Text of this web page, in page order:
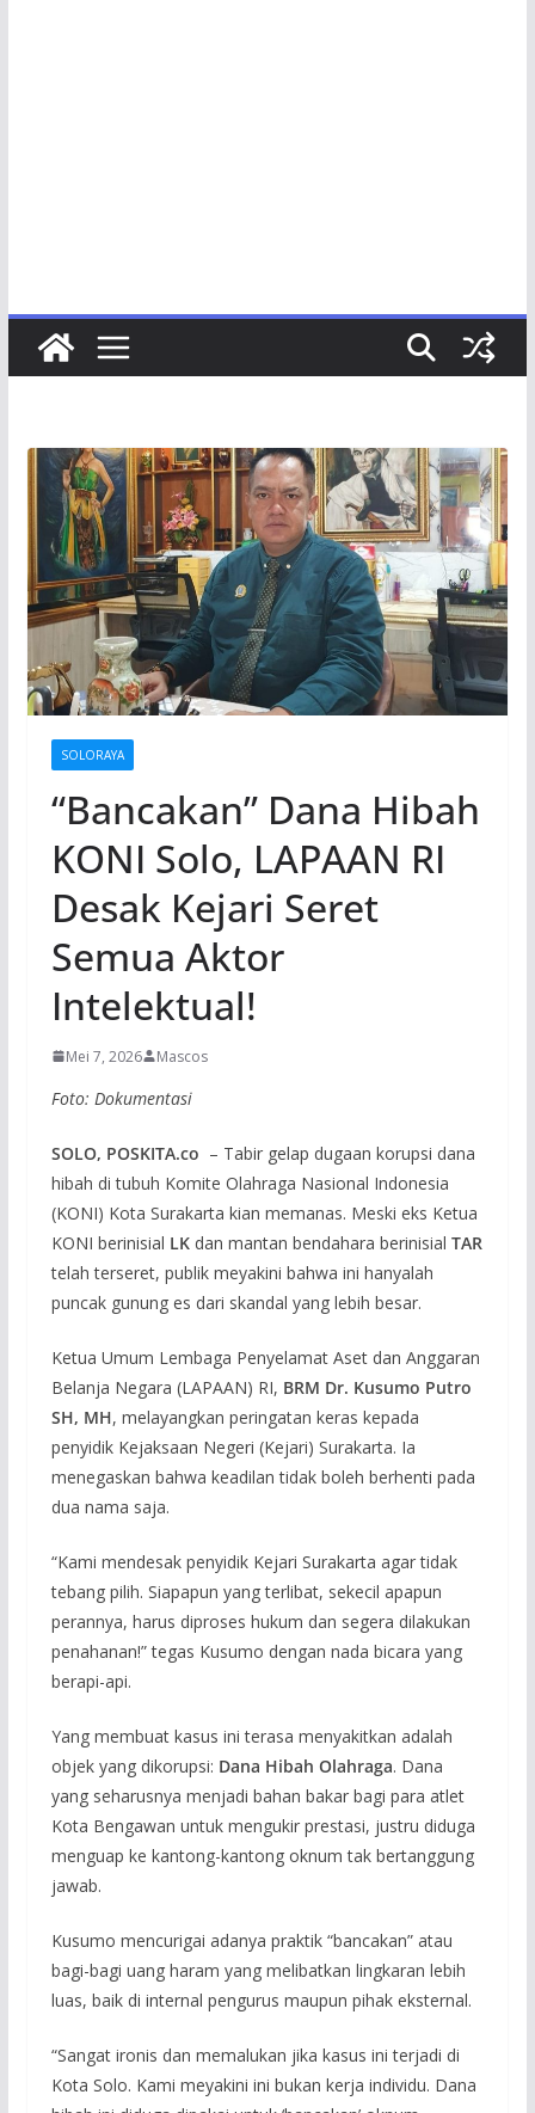
SOLORAYA
“Bancakan” Dana Hibah
KONI Solo, LAPAAN RI
Desak Kejari Seret
Semua Aktor
Intelektual!
Mei 7, 2026 Mascos
Foto: Dokumentasi
SOLO, POSKITA.co – Tabir gelap dugaan korupsi dana
hibah di tubuh Komite Olahraga Nasional Indonesia
(KONI) Kota Surakarta kian memanas. Meski eks Ketua
KONI berinisial LKdan mantan bendahara berinisial TAR
telah terseret, publik meyakini bahwa ini hanyalah
puncak gunung es dari skandal yang lebih besar.
Ketua Umum Lembaga Penyelamat Aset dan Anggaran
Belanja Negara (LAPAAN) RI, BRM Dr. Kusumo Putro
SH, MH, melayangkan peringatan keras kepada
penyidik Kejaksaan Negeri (Kejari) Surakarta. Ia
menegaskan bahwa keadilan tidak boleh berhenti pada
dua nama saja.
“Kami mendesak penyidik Kejari Surakarta agar tidak
tebang pilih. Siapapun yang terlibat, sekecil apapun
perannya, harus diproses hukum dan segera dilakukan
penahanan!” tegas Kusumo dengan nada bicara yang
berapi-api.
Yang membuat kasus ini terasa menyakitkan adalah
objek yang dikorupsi: Dana Hibah Olahraga. Dana
yang seharusnya menjadi bahan bakar bagi para atlet
Kota Bengawan untuk mengukir prestasi, justru diduga
menguap ke kantong-kantong oknum tak bertanggung
jawab.
Kusumo mencurigai adanya praktik “bancakan” atau
bagi-bagi uang haram yang melibatkan lingkaran lebih
luas, baik di internal pengurus maupun pihak eksternal.
“Sangat ironis dan memalukan jika kasus ini terjadi di
Kota Solo. Kami meyakini ini bukan kerja individu. Dana